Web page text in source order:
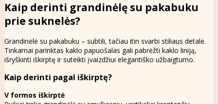
Kaip derinti grandinėlę su pakabuku
prie suknelės?
Grandinėlė su pakabuku – subtili, tačiau itin svarbi stiliaus detalė.
Tinkamai parinktas kaklo papuošalas gali pabrėžti kaklo liniją,
išryškinti iškirptę ir suteikti įvaizdžiui elegantiško užbaigtumo.
Kaip derinti pagal iškirptę?
V formos iškirptė